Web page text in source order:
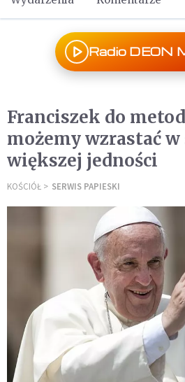
Radio DEON
Franciszek do
możemy wzrastać
większej jedności
KOŚCIÓŁ SERWIS PAPIESKI